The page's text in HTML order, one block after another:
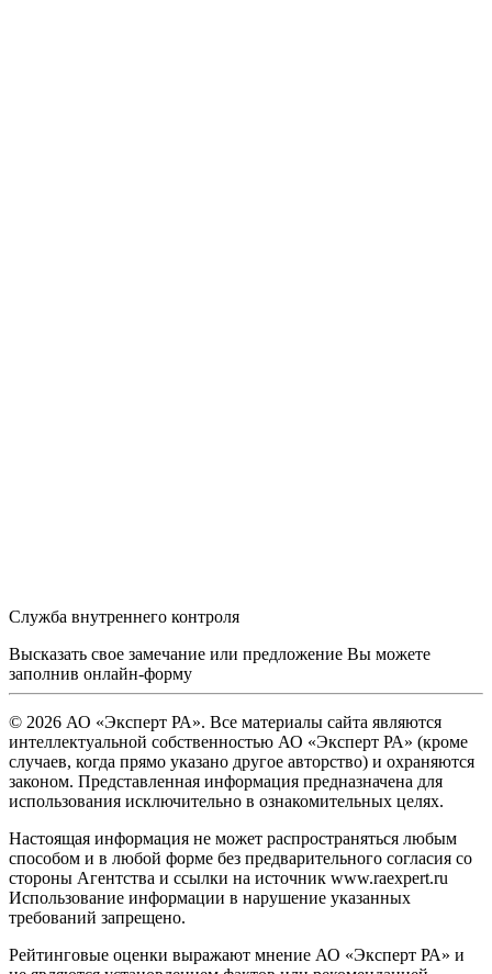
Служба внутреннего контроля
Высказать свое замечание или предложение Вы можете
заполнив онлайн-форму
© 2026 АО «Эксперт РА». Все материалы сайта являются
интеллектуальной собственностью АО «Эксперт РА» (кроме
случаев, когда прямо указано другое авторство) и охраняются
законом. Представленная информация предназначена для
использования исключительно в ознакомительных целях.
Настоящая информация не может распространяться любым
способом и в любой форме без предварительного согласия со
стороны Агентства и ссылки на источник www.raexpert.ru
Использование информации в нарушение указанных
требований запрещено.
Рейтинговые оценки выражают мнение АО «Эксперт РА» и